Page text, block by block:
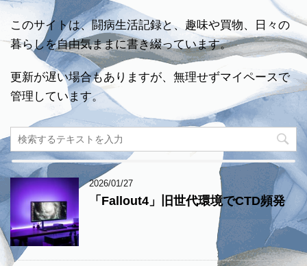
このサイトは、闘病生活記録と、趣味や買物、日々の
暮らしを自由気ままに書き綴っています。
更新が遅い場合もありますが、無理せずマイペースで
管理しています。
2026/01/27
「Fallout4」旧世代環境でCTD頻発